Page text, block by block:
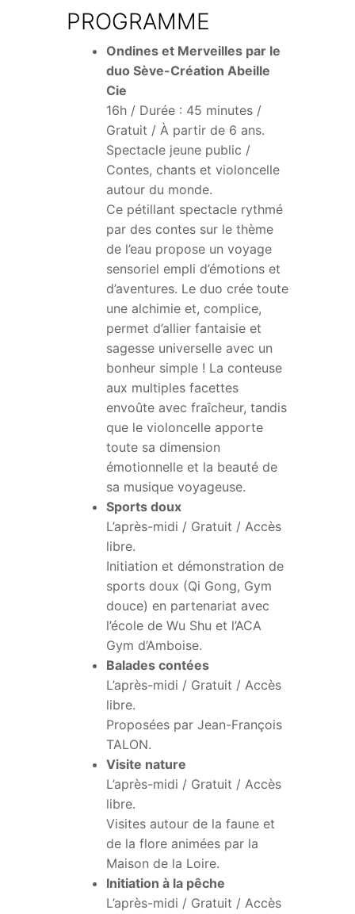
PROGRAMME
Ondines et Merveilles par le
duo Sève-Création Abeille
Cie
16h / Durée : 45 minutes /
Gratuit / À partir de 6 ans.
Spectacle jeune public /
Contes, chants et violoncelle
autour du monde.
Ce pétillant spectacle rythmé
par des contes sur le thème
de l’eau propose un voyage
sensoriel empli d’émotions et
d’aventures. Le duo crée toute
une alchimie et, complice,
permet d’allier fantaisie et
sagesse universelle avec un
bonheur simple ! La conteuse
aux multiples facettes
envoûte avec fraîcheur, tandis
que le violoncelle apporte
toute sa dimension
émotionnelle et la beauté de
sa musique voyageuse.
Sports doux
L’après-midi / Gratuit / Accès
libre.
Initiation et démonstration de
sports doux (Qi Gong, Gym
douce) en partenariat avec
l’école de Wu Shu et l’ACA
Gym d’Amboise.
Balades contées
L’après-midi / Gratuit / Accès
libre.
Proposées par Jean-François
TALON.
Visite nature
L’après-midi / Gratuit / Accès
libre.
Visites autour de la faune et
de la flore animées par la
Maison de la Loire.
Initiation à la pêche
L’après-midi / Gratuit / Accès